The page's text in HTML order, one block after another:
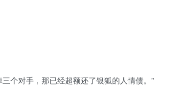
个对手，那已经超额还了银狐的人情债。”